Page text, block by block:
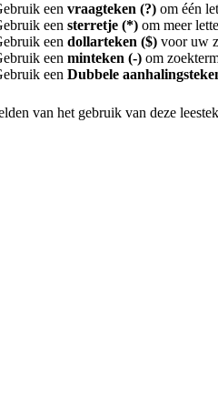
een vraagteken (?) om één
een sterretje (*) om meer
een dollarteken ($) voor uw
een minteken (-) om
een Dubbele
van het gebruik van deze